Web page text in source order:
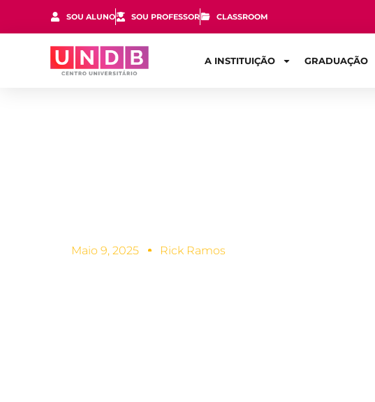
SOU ALUNO SOU PROFESSOR CLASSROOM
A INSTITUIÇÃO GRADUAÇÃO
Maio 9, 2025 Rick Ramos